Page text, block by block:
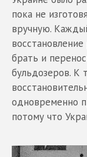
пока не
вручную.
брать и
бульдозеров. К
одновременно
потому что